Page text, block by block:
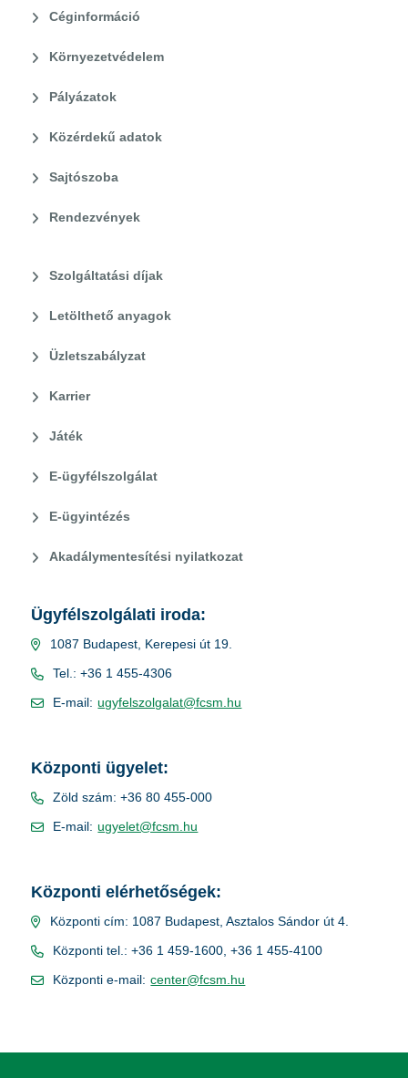
Céginformáció
Környezetvédelem
Pályázatok
Közérdekű adatok
Sajtószoba
Rendezvények
Szolgáltatási díjak
Letölthető anyagok
Üzletszabályzat
Karrier
Játék
E-ügyfélszolgálat
E-ügyintézés
Akadálymentesítési nyilatkozat
Ügyfélszolgálati iroda:
1087 Budapest, Kerepesi út 19.
Tel.: +36 1 455-4306
E-mail: ugyfelszolgalat@fcsm.hu
Központi ügyelet:
Zöld szám: +36 80 455-000
E-mail: ugyelet@fcsm.hu
Központi elérhetőségek:
Központi cím: 1087 Budapest, Asztalos Sándor út 4.
Központi tel.: +36 1 459-1600, +36 1 455-4100
Központi e-mail: center@fcsm.hu